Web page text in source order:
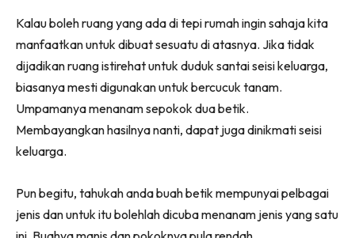
(Twitter)
Kalau boleh ruang yang ada di tepi rumah ingin sahaja kita
manfaatkan untuk dibuat sesuatu di atasnya. Jika tidak
dijadikan ruang istirehat untuk duduk santai seisi keluarga,
biasanya mesti digunakan untuk bercucuk tanam.
Umpamanya menanam sepokok dua betik.
Membayangkan hasilnya nanti, dapat juga dinikmati seisi
keluarga.
Pun begitu, tahukah anda buah betik mempunyai pelbagai
jenis dan untuk itu bolehlah dicuba menanam jenis yang satu